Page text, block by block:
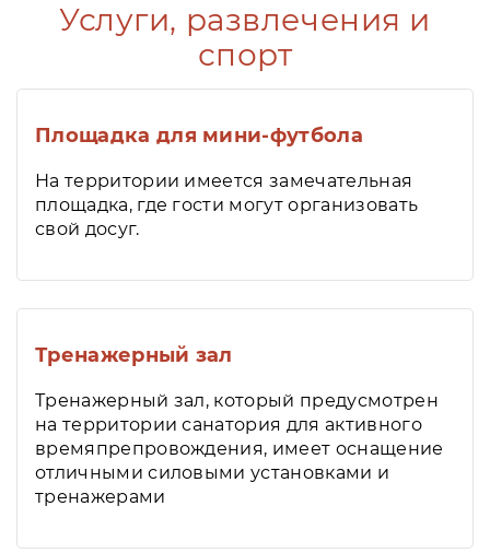
Услуги, развлечения и
спорт
Площадка для мини-футбола
На территории имеется замечательная
площадка, где гости могут организовать
свой досуг.
Тренажерный зал
Тренажерный зал, который предусмотрен
на территории санатория для активного
времяпрепровождения, имеет оснащение
отличными силовыми установками и
тренажерами